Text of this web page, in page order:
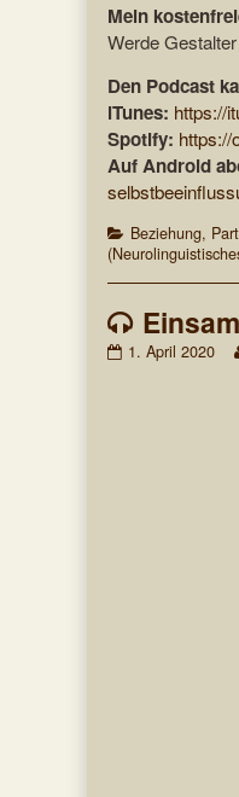
Mein
Werde
Den Podcast
iTunes: https://
Spotify: https://
Auf Android
Categories
Beziehung,
Einsamkeit,
1. April 2020